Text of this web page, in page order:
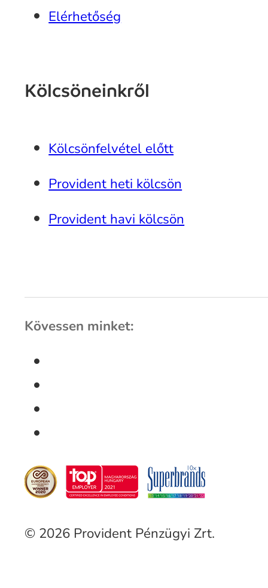
Elérhetőség
Kölcsöneinkről
Kölcsönfelvétel előtt
Provident heti kölcsön
Provident havi kölcsön
Kövessen minket:
© 2026 Provident Pénzügyi Zrt.